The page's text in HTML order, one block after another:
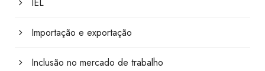
IEL
Importação e exportação
Inclusão no mercado de trabalho